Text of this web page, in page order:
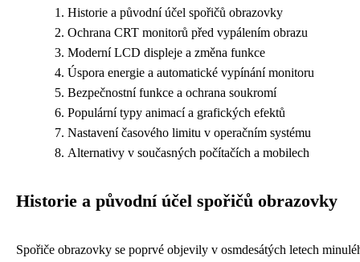
Historie a původní účel spořičů obrazovky
Ochrana CRT monitorů před vypálením obrazu
Moderní LCD displeje a změna funkce
Úspora energie a automatické vypínání monitoru
Bezpečnostní funkce a ochrana soukromí
Populární typy animací a grafických efektů
Nastavení časového limitu v operačním systému
Alternativy v současných počítačích a mobilech
Historie a původní účel spořičů obrazovky
Spořiče obrazovky se poprvé objevily v osmdesátých letech